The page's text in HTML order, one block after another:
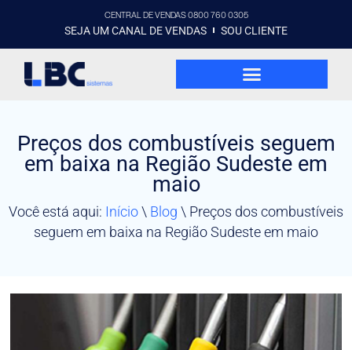
CENTRAL DE VENDAS 0800 760 0305
SEJA UM CANAL DE VENDAS SOU CLIENTE
Preços dos combustíveis seguem
em baixa na Região Sudeste em
maio
Você está aqui: Início\ Blog \ Preços dos combustíveis
seguem em baixa na Região Sudeste em maio